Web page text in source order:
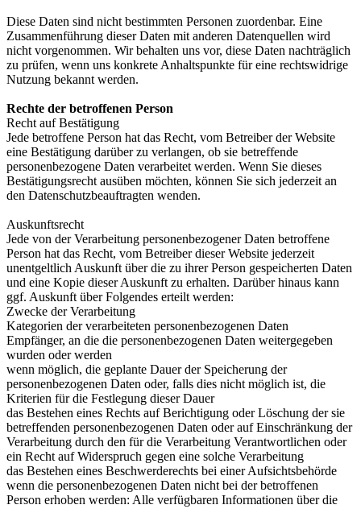
Diese Daten sind nicht bestimmten Personen zuordenbar. Eine
Zusammenführung dieser Daten mit anderen Datenquellen wird
nicht vorgenommen. Wir behalten uns vor, diese Daten nachträglich
zu prüfen, wenn uns konkrete Anhaltspunkte für eine rechtswidrige
Nutzung bekannt werden.
Rechte der betroffenen Person
Recht auf Bestätigung
Jede betroffene Person hat das Recht, vom Betreiber der Website
eine Bestätigung darüber zu verlangen, ob sie betreffende
personenbezogene Daten verarbeitet werden. Wenn Sie dieses
Bestätigungsrecht ausüben möchten, können Sie sich jederzeit an
den Datenschutzbeauftragten wenden.
Auskunftsrecht
Jede von der Verarbeitung personenbezogener Daten betroffene
Person hat das Recht, vom Betreiber dieser Website jederzeit
unentgeltlich Auskunft über die zu ihrer Person gespeicherten Daten
und eine Kopie dieser Auskunft zu erhalten. Darüber hinaus kann
ggf. Auskunft über Folgendes erteilt werden:
Zwecke der Verarbeitung
Kategorien der verarbeiteten personenbezogenen Daten
Empfänger, an die die personenbezogenen Daten weitergegeben
wurden oder werden
wenn möglich, die geplante Dauer der Speicherung der
personenbezogenen Daten oder, falls dies nicht möglich ist, die
Kriterien für die Festlegung dieser Dauer
das Bestehen eines Rechts auf Berichtigung oder Löschung der sie
betreffenden personenbezogenen Daten oder auf Einschränkung der
Verarbeitung durch den für die Verarbeitung Verantwortlichen oder
ein Recht auf Widerspruch gegen eine solche Verarbeitung
das Bestehen eines Beschwerderechts bei einer Aufsichtsbehörde
wenn die personenbezogenen Daten nicht bei der betroffenen
Person erhoben werden: Alle verfügbaren Informationen über die